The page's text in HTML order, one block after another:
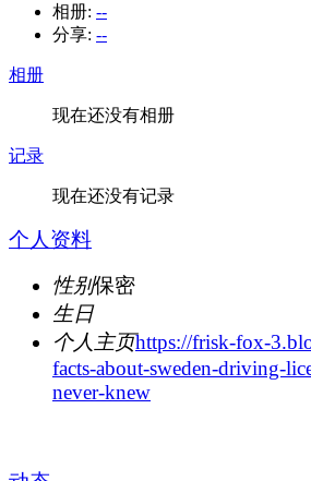
相册: --
分享: --
相册
现在还没有相册
记录
现在还没有记录
个人资料
性别保密
生日
个人主页https://frisk-fox-
facts-about-sweden-driving-
never-knew